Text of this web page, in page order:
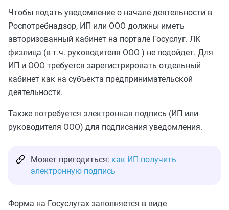
Чтобы подать уведомление о начале деятельности в
Роспотребнадзор, ИП или ООО должны иметь
авторизованный кабинет на портале Госуслуг. ЛК
физлица (в т.ч. руководителя ООО ) не подойдет. Для
ИП и ООО требуется зарегистрировать отдельный
кабинет как на субъекта предпринимательской
деятельности.
Также потребуется электронная подпись (ИП или
руководителя ООО) для подписания уведомления.
Может пригодиться: как ИП получить
электронную подпись
Форма на Госуслугах заполняется в виде